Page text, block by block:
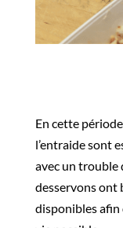
En cette
l’entraide sont
avec un trouble
desservons ont
disponibles